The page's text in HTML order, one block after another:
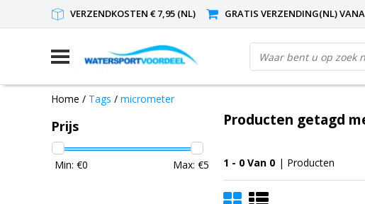
VERZENDKOSTEN € 7,95 (NL) GRATIS VERZENDING(NL)
Home / Tags / micrometer
Prijs
Min: €0 Max: €5
Producten getagd
1 - 0 Van 0 | Producten